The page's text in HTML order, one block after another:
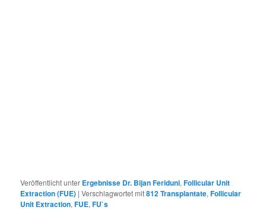
Veröffentlicht unter Ergebnisse Dr. Bijan Feriduni,Follicular Unit
Extraction (FUE) |Verschlagwortet mit812 Transplantate,Follicular
Unit Extraction,FUE,FU`s